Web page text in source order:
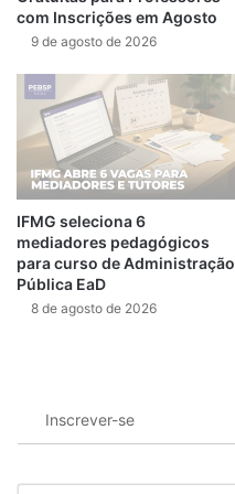
com Inscrições em Agosto
9 de agosto de 2026
IFMG seleciona 6
mediadores pedagógicos
para curso de Administração
Pública EaD
8 de agosto de 2026
Inscrever-se